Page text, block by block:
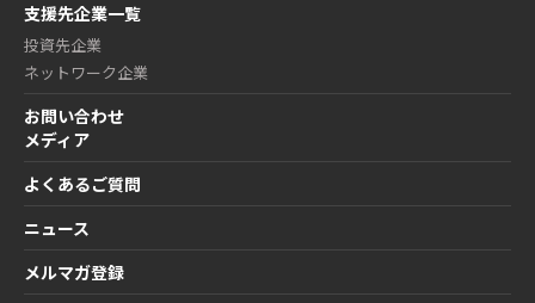
支援先企業一覧
投資先企業
ネットワーク企業
お問い合わせ
メディア
よくあるご質問
ニュース
メルマガ登録